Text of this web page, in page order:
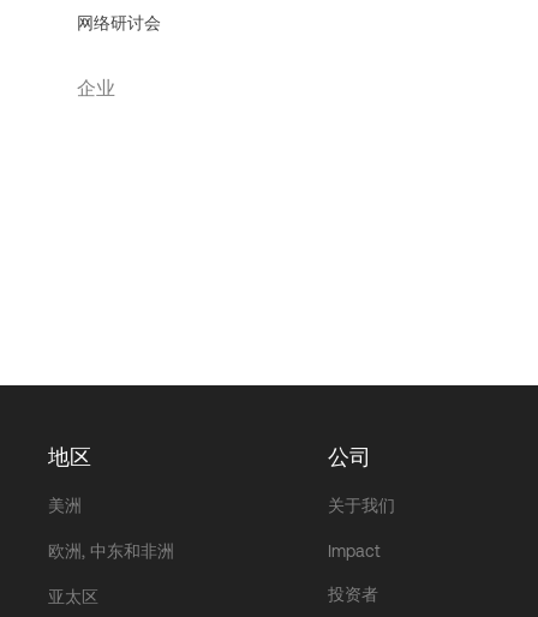
网络研讨会
企业
地区
美洲
欧洲, 中东和非洲
亚太区
公司
关于我们
Impact
投资者